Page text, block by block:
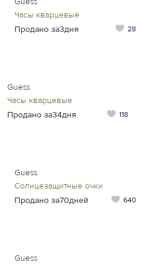
Часы кварцевые
Продано за3дня
28
Guess
Часы кварцевые
Продано за34дня
118
Guess
Солнцезащитные очки
Продано за70дней
640
Guess